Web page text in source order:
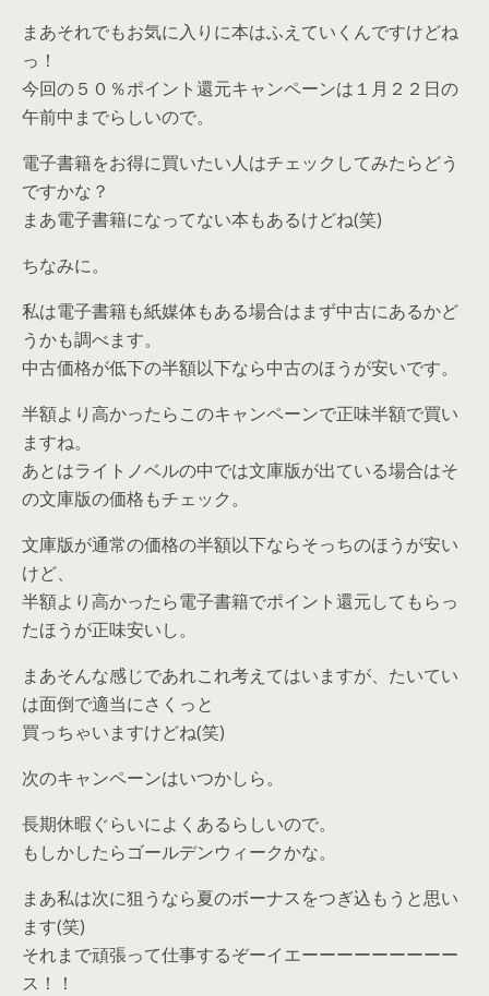
まあそれでもお気に入りに本はふえていくんですけどね
っ！
今回の５０％ポイント還元キャンペーンは１月２２日の
午前中までらしいので。
電子書籍をお得に買いたい人はチェックしてみたらどう
ですかな？
まあ電子書籍になってない本もあるけどね(笑)
ちなみに。
私は電子書籍も紙媒体もある場合はまず中古にあるかど
うかも調べます。
中古価格が低下の半額以下なら中古のほうが安いです。
半額より高かったらこのキャンペーンで正味半額で買い
ますね。
あとはライトノベルの中では文庫版が出ている場合はそ
の文庫版の価格もチェック。
文庫版が通常の価格の半額以下ならそっちのほうが安い
けど、
半額より高かったら電子書籍でポイント還元してもらっ
たほうが正味安いし。
まあそんな感じであれこれ考えてはいますが、たいてい
は面倒で適当にさくっと
買っちゃいますけどね(笑)
次のキャンペーンはいつかしら。
長期休暇ぐらいによくあるらしいので。
もしかしたらゴールデンウィークかな。
まあ私は次に狙うなら夏のボーナスをつぎ込もうと思い
ます(笑)
それまで頑張って仕事するぞーイエーーーーーーーーー
ス！！